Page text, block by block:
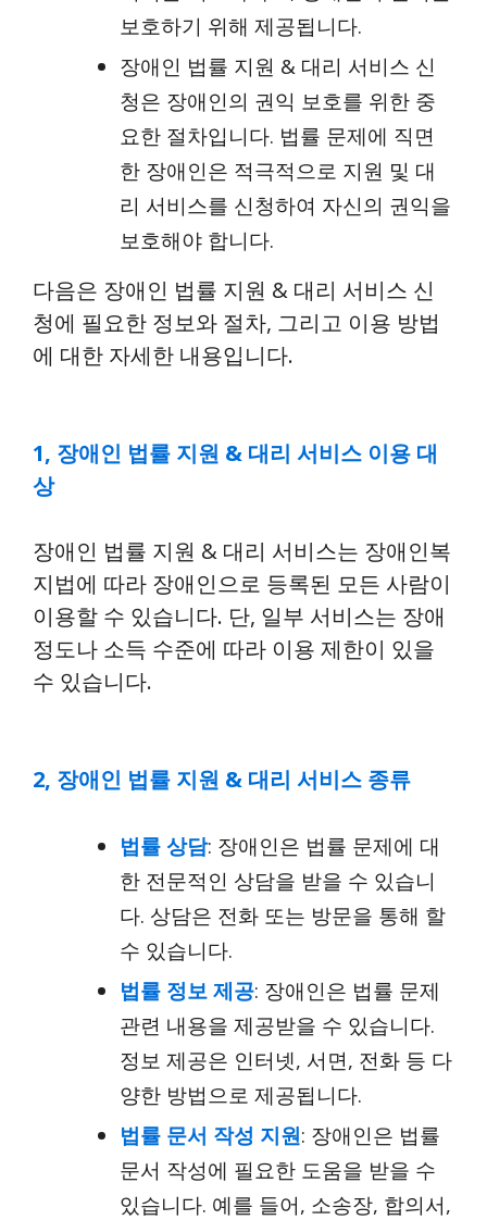
보호하기 위해 제공됩니다.
장애인 법률 지원 & 대리 서비스 신
청은 장애인의 권익 보호를 위한 중
요한 절차입니다. 법률 문제에 직면
한 장애인은 적극적으로 지원 및 대
리 서비스를 신청하여 자신의 권익을
보호해야 합니다.
다음은 장애인 법률 지원 & 대리 서비스 신
청에 필요한 정보와 절차, 그리고 이용 방법
에 대한 자세한 내용입니다.
1, 장애인 법률 지원 & 대리 서비스 이용 대
상
장애인 법률 지원 & 대리 서비스는 장애인복
지법에 따라 장애인으로 등록된 모든 사람이
이용할 수 있습니다. 단, 일부 서비스는 장애
정도나 소득 수준에 따라 이용 제한이 있을
수 있습니다.
2, 장애인 법률 지원 & 대리 서비스 종류
법률 상담: 장애인은 법률 문제에 대
한 전문적인 상담을 받을 수 있습니
다. 상담은 전화 또는 방문을 통해 할
수 있습니다.
법률 정보 제공: 장애인은 법률 문제
관련 내용을 제공받을 수 있습니다.
정보 제공은 인터넷, 서면, 전화 등 다
양한 방법으로 제공됩니다.
법률 문서 작성 지원: 장애인은 법률
문서 작성에 필요한 도움을 받을 수
있습니다. 예를 들어, 소송장, 합의서,